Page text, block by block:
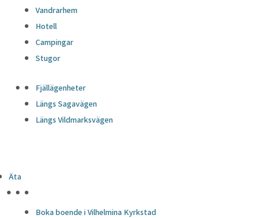
Vandrarhem
Hotell
Campingar
Stugor
Fjällägenheter
Längs Sagavägen
Längs Vildmarksvägen
Äta
Boka boende i Vilhelmina Kyrkstad